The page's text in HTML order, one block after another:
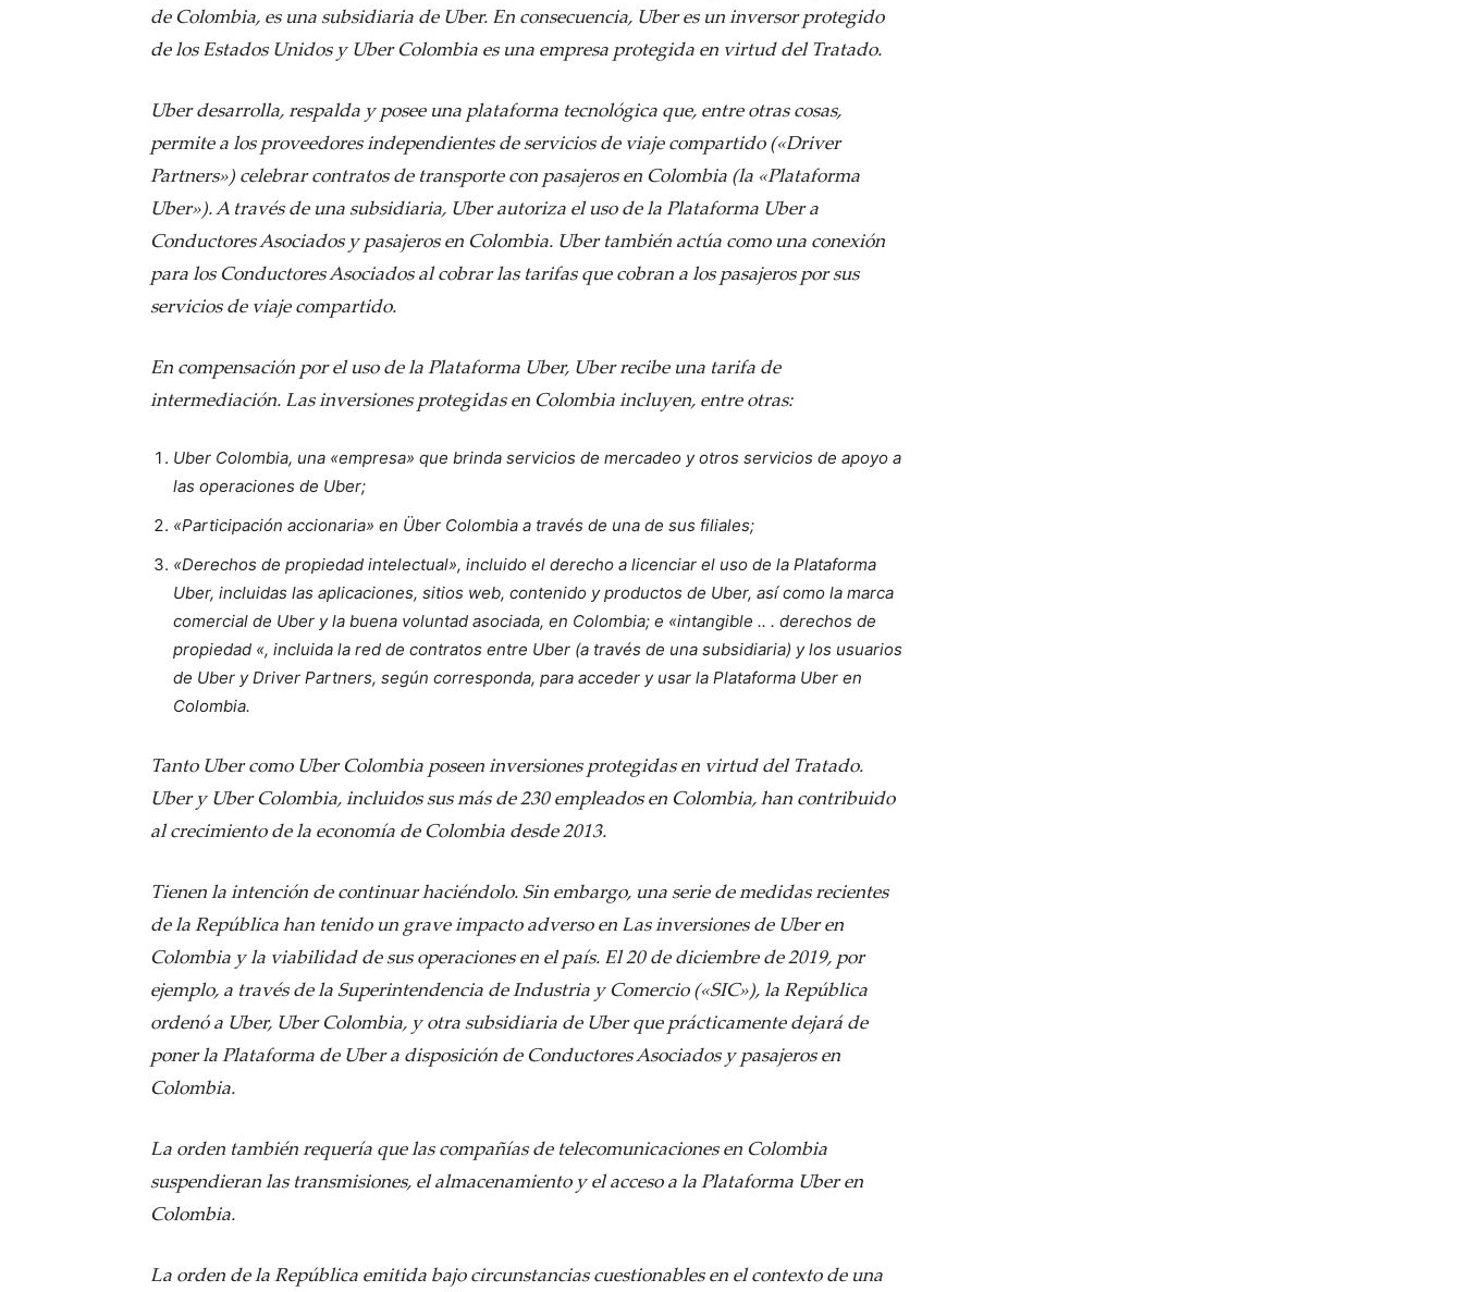
de Colombia, es una subsidiaria de Uber. En consecuencia, Uber es un inversor protegido
de los Estados Unidos y Uber Colombia es una empresa protegida en virtud del Tratado.
Uber desarrolla, respalda y posee una plataforma tecnológica que, entre otras cosas,
permite a los proveedores independientes de servicios de viaje compartido («Driver
Partners») celebrar contratos de transporte con pasajeros en Colombia (la «Plataforma
Uber»). A través de una subsidiaria, Uber autoriza el uso de la Plataforma Uber a
Conductores Asociados y pasajeros en Colombia. Uber también actúa como una conexión
para los Conductores Asociados al cobrar las tarifas que cobran a los pasajeros por sus
servicios de viaje compartido.
En compensación por el uso de la Plataforma Uber, Uber recibe una tarifa de
intermediación. Las inversiones protegidas en Colombia incluyen, entre otras:
Uber Colombia, una «empresa» que brinda servicios de mercadeo y otros servicios de apoyo a
las operaciones de Uber;
«Participación accionaria» en Über Colombia a través de una de sus filiales;
«Derechos de propiedad intelectual», incluido el derecho a licenciar el uso de la Plataforma
Uber, incluidas las aplicaciones, sitios web, contenido y productos de Uber, así como la marca
comercial de Uber y la buena voluntad asociada, en Colombia; e «intangible .. . derechos de
propiedad «, incluida la red de contratos entre Uber (a través de una subsidiaria) y los usuarios
de Uber y Driver Partners, según corresponda, para acceder y usar la Plataforma Uber en
Colombia.
Tanto Uber como Uber Colombia poseen inversiones protegidas en virtud del Tratado.
Uber y Uber Colombia, incluidos sus más de 230 empleados en Colombia, han contribuido
al crecimiento de la economía de Colombia desde 2013.
Tienen la intención de continuar haciéndolo. Sin embargo, una serie de medidas recientes
de la República han tenido un grave impacto adverso en Las inversiones de Uber en
Colombia y la viabilidad de sus operaciones en el país. El 20 de diciembre de 2019, por
ejemplo, a través de la Superintendencia de Industria y Comercio («SIC»), la República
ordenó a Uber, Uber Colombia, y otra subsidiaria de Uber que prácticamente dejará de
poner la Plataforma de Uber a disposición de Conductores Asociados y pasajeros en
Colombia.
La orden también requería que las compañías de telecomunicaciones en Colombia
suspendieran las transmisiones, el almacenamiento y el acceso a la Plataforma Uber en
Colombia.
La orden de la República emitida bajo circunstancias cuestionables en el contexto de una